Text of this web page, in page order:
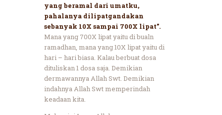
yang beramal dari umatku,
pahalanya dilipatgandakan
sebanyak 10X sampai 700X lipat”.
Mana yang 700X lipat yaitu di bualn
ramadhan, mana yang 10X lipat yaitu di
hari – hari biasa. Kalau berbuat dosa
dituliskan 1 dosa saja. Demikian
dermawannya Allah Swt. Demikian
indahnya Allah Swt memperindah
keadaan kita.